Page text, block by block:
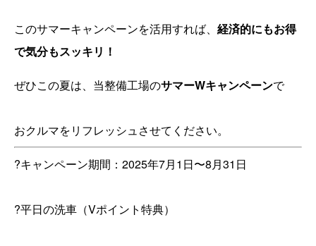
このサマーキャンペーンを活用すれば、 経済的にもお得
で気分もスッキリ！
ぜひこの夏は、当整備工場のサマーWキャンペーンで
おクルマをリフレッシュさせてください。
?キャンペーン期間：2025年7月1日〜8月31日
?平日の洗車（Vポイント特典）